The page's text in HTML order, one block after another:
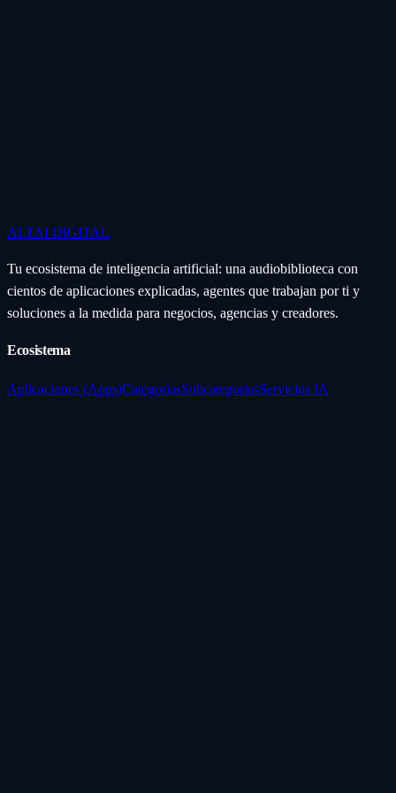
ALTAI DIGITAL
Tu ecosistema de inteligencia artificial: una audiobiblioteca con
cientos de aplicaciones explicadas, agentes que trabajan por ti y
soluciones a la medida para negocios, agencias y creadores.
Ecosistema
Aplicaciones (Apps)CategoríasSubcategoríasServicios IA